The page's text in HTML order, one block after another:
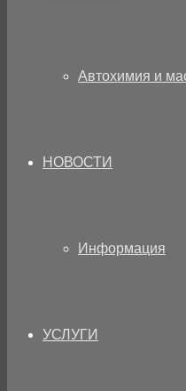
Автохимия и
НОВОСТИ
Информация
УСЛУГИ